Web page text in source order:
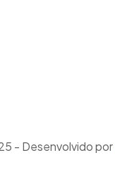
- Desenvolvido por